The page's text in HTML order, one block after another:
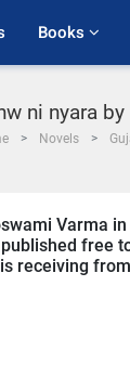
Books
ni nyara
Novels
Varma
free
receiving